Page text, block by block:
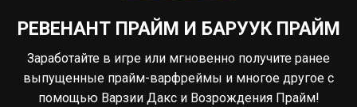
РЕВЕНАНТ ПРАЙМ И БАРУУК ПРАЙМ
Заработайте в игре или мгновенно получите ранее
выпущенные прайм-варфреймы и многое другое с
помощью Варзии Дакс и Возрождения Прайм!